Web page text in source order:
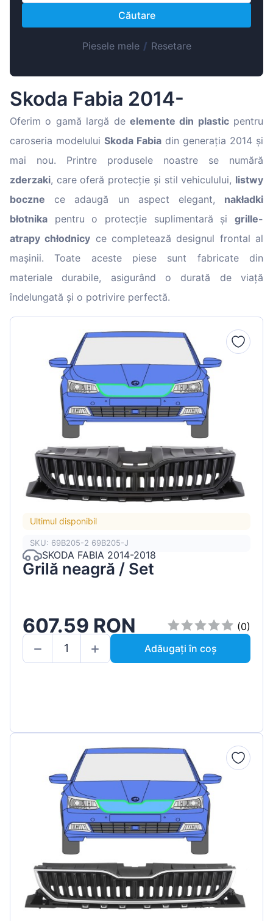
Magyar
Hrvatski
Latvian
Slovenčina
Căutare
Piesele mele/ Resetare
Skoda Fabia 2014-
Oferim o gamă largă de elemente din plasticpentru
caroseria modelului Skoda Fabia din generația 2014 și
mai nou. Printre produsele noastre se numără
zderzaki, care oferă protecție și stil vehiculului, listwy
boczne ce adaugă un aspect elegant, nakładki
błotnika pentru o protecție suplimentară și grille-
atrapy chłodnicy ce completează designul frontal al
mașinii. Toate aceste piese sunt fabricate din
materiale durabile, asigurând o durată de viață
îndelungată și o potrivire perfectă.
Ultimul disponibil
SKU: 69B205-2 69B205-J
SKODA FABIA 2014-2018
Grilă neagră / Set
607.59 RON
(0)
Adăugați în coș